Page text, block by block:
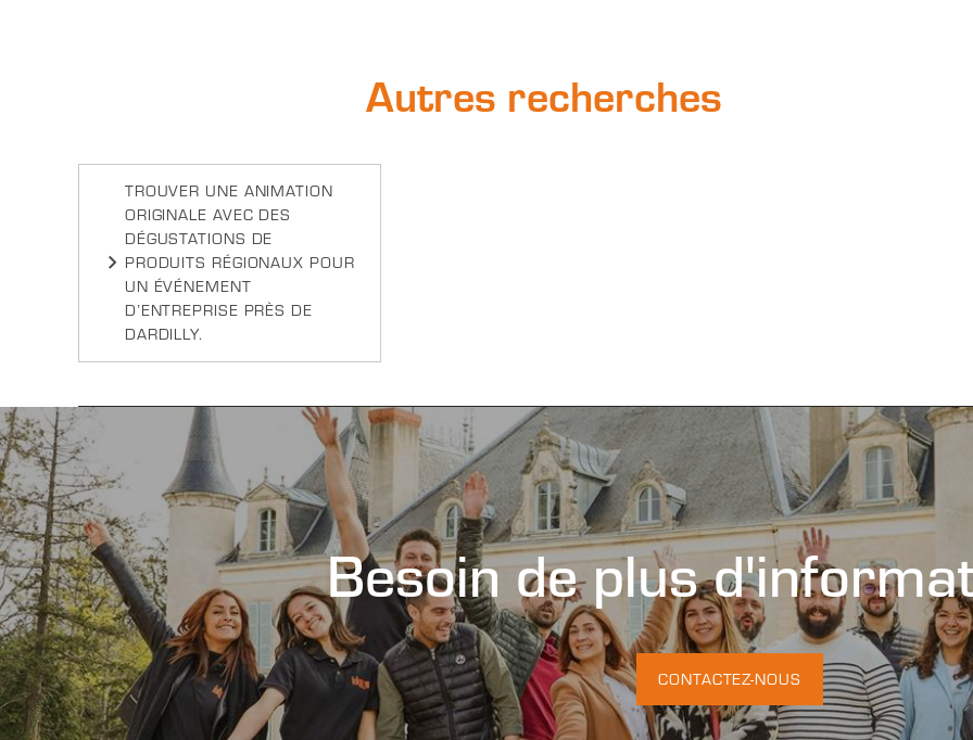
Autres recherches
TROUVER UNE ANIMATION
ORIGINALE AVEC DES
DÉGUSTATIONS DE
PRODUITS RÉGIONAUX POUR
UN ÉVÉNEMENT
D’ENTREPRISE PRÈS DE
DARDILLY.
Besoin de plus
CONTACTEZ-NOUS